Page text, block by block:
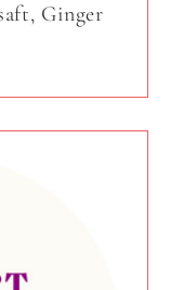
Ginger